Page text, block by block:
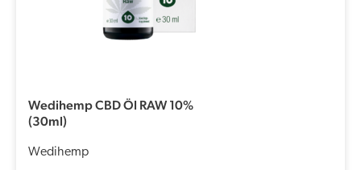
Wedihemp CBD Öl RAW 10%
(30ml)
Wedihemp